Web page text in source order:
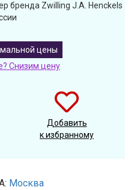
бренда Zwilling J.A. Henckels
цены
Снизим цену
Добавить
к избранному
Москва